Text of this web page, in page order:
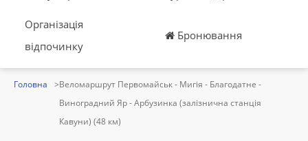
Організація
відпочинку
Бронювання
Головна
Веломаршрут Первомайськ - Мигія - Благодатне -
Виноградний Яр - Арбузинка (залізнична станція
Кавуни) (48 км)